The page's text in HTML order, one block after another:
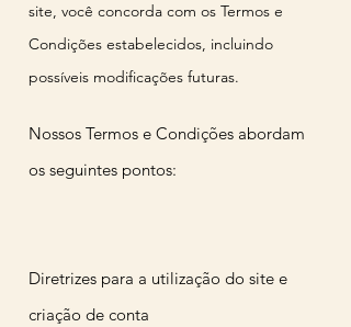
site, você concorda com os Termos e
Condições estabelecidos, incluindo
possíveis modificações futuras.
Nossos Termos e Condições abordam
os seguintes pontos:
Diretrizes para a utilização do site e
criação de conta